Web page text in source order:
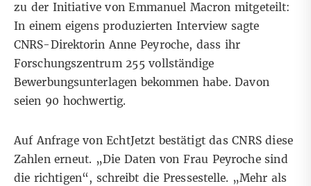
zu der Initiative von Emmanuel Macron mitgeteilt:
In einem eigens produzierten Interviewsagte
CNRS-Direktorin Anne Peyroche, dass ihr
Forschungszentrum 255 vollständige
Bewerbungsunterlagen bekommen habe. Davon
seien 90 hochwertig.
Auf Anfrage von EchtJetzt bestätigt das CNRS diese
Zahlen erneut. „Die Daten von Frau Peyroche sind
die richtigen“, schreibt die Pressestelle. „Mehr als